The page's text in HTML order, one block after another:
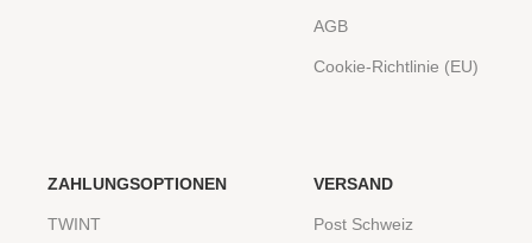
AGB
Cookie-Richtlinie (EU)
ZAHLUNGSOPTIONEN
TWINT
VERSAND
Post Schweiz